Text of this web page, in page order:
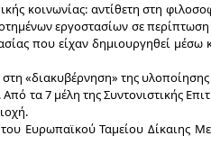
κοινωνίας: αντίθετη στη
εργοστασίων σε
που είχαν δημιουργηθεί
«διακυβέρνηση» της
τα 7 μέλη της Συντονιστικής
του Ευρωπαϊκού Ταμείου Δίκαιης